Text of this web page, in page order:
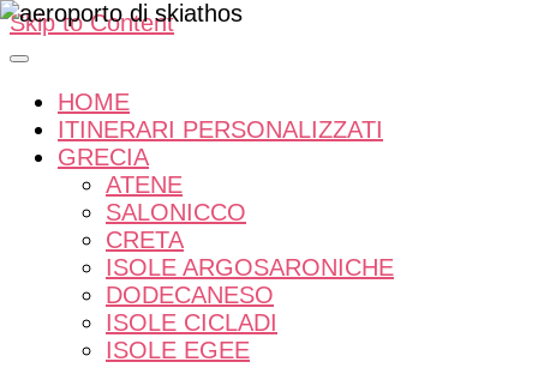
Skip to Content
HOME
ITINERARI PERSONALIZZATI
GRECIA
ATENE
SALONICCO
CRETA
ISOLE ARGOSARONICHE
DODECANESO
ISOLE CICLADI
ISOLE EGEE